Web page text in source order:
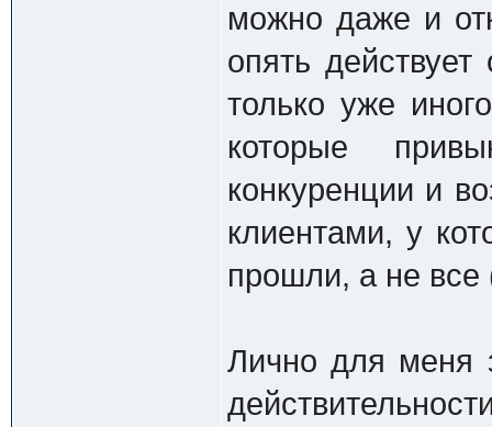
можно даже и
опять действует
только уже
которые
конкуренции и
клиентами, у
прошли, а не все
Лично для меня